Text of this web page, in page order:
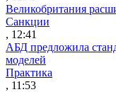
Великобритания
Санкции
, 12:41
АБД предложила
моделей
Практика
, 11:53